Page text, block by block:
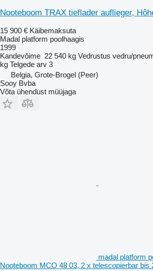
Nooteboom TRAX tieflader auflieger,
15 900 € Käibemaksuta
Madal platform poolhaagis
1999
Kandevõime 22 540 kg Vedrustus vedru/
kg Telgede arv 3
Belgia, Grote-Brogel (Peer)
Sooy Bvba
Võta ühendust müüjaga
madal platform
Nooteboom MCO 48 03, 2 x telescopierbar bis